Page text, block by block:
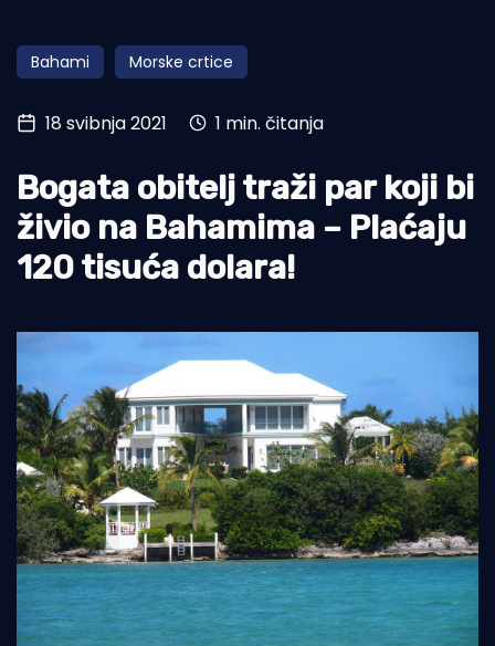
Obala
Otoci
Turizam i nautika
Pomorstvo
Ribolov
Ekologija
Bahami Morske crtice
18 svibnja 2021 1 min. čitanja
Bogata obitelj traži par koji bi
živio na Bahamima – Plaćaju
120 tisuća dolara!